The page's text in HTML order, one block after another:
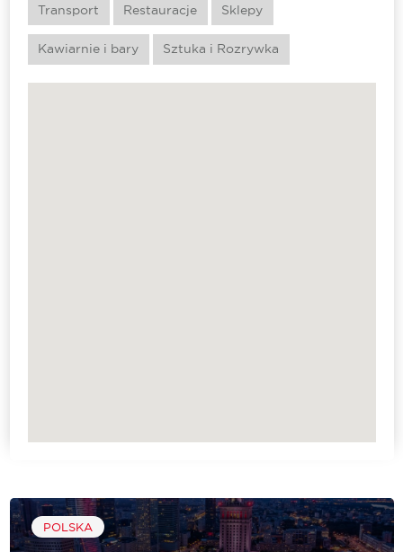
Transport Restauracje Sklepy
Kawiarnie i bary Sztuka i Rozrywka
POLSKA